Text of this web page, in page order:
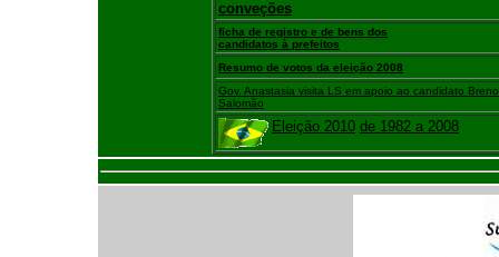
conveções
ficha de registro e de bens dos
candidatos à prefeitos
Resumo de votos da eleição 2008
Gov. Anastasia visita LS em apoio ao candidato Breno
Salomão
Eleição 2010 de 1982 a 2008